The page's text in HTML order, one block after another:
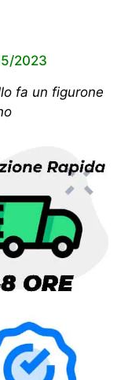
2023
fa un figurone